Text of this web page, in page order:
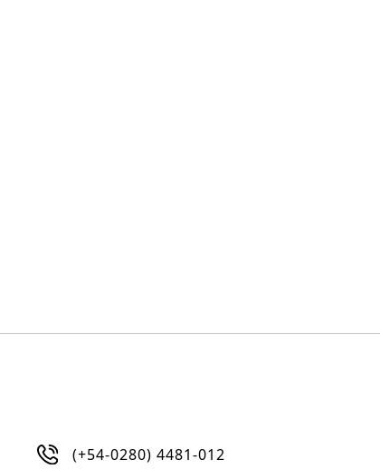
(+54-0280) 4481-012